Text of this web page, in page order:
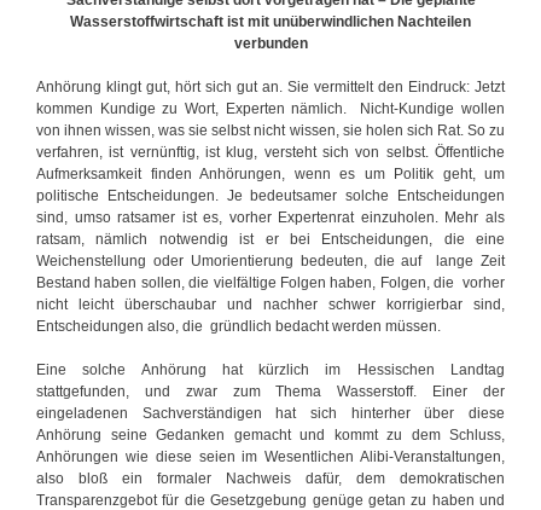
Wasserstoffwirtschaft ist mit unüberwindlichen Nachteilen
verbunden
Anhörung klingt gut, hört sich gut an. Sie vermittelt den Eindruck: Jetzt
kommen Kundige zu Wort, Experten nämlich. Nicht-Kundige wollen
von ihnen wissen, was sie selbst nicht wissen, sie holen sich Rat. So zu
verfahren, ist vernünftig, ist klug, versteht sich von selbst. Öffentliche
Aufmerksamkeit finden Anhörungen, wenn es um Politik geht, um
politische Entscheidungen. Je bedeutsamer solche Entscheidungen
sind, umso ratsamer ist es, vorher Expertenrat einzuholen. Mehr als
ratsam, nämlich notwendig ist er bei Entscheidungen, die eine
Weichenstellung oder Umorientierung bedeuten, die auf lange Zeit
Bestand haben sollen, die vielfältige Folgen haben, Folgen, die vorher
nicht leicht überschaubar und nachher schwer korrigierbar sind,
Entscheidungen also, die gründlich bedacht werden müssen.
Eine solche Anhörung hat kürzlich im Hessischen Landtag
stattgefunden, und zwar zum Thema Wasserstoff. Einer der
eingeladenen Sachverständigen hat sich hinterher über diese
Anhörung seine Gedanken gemacht und kommt zu dem Schluss,
Anhörungen wie diese seien im Wesentlichen Alibi-Veranstaltungen,
also bloß ein formaler Nachweis dafür, dem demokratischen
Transparenzgebot für die Gesetzgebung genüge getan zu haben und